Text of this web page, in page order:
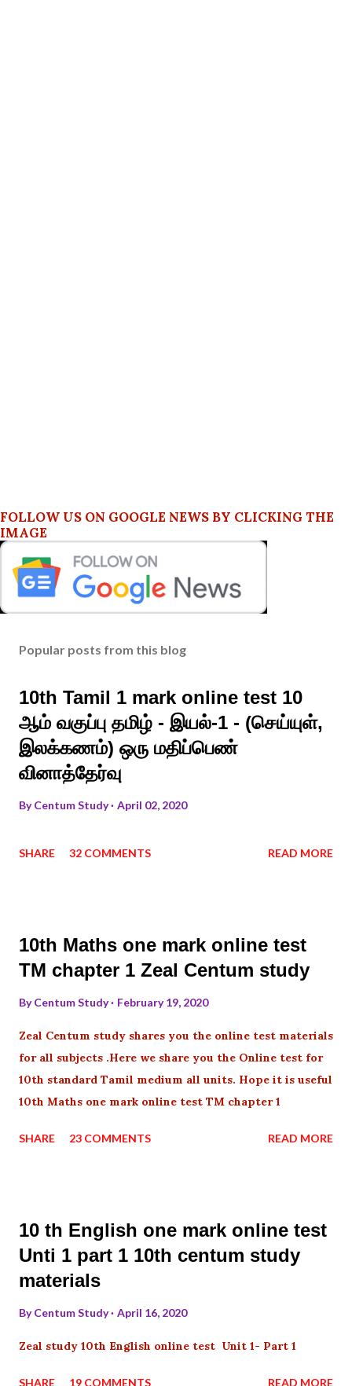
FOLLOW US ON GOOGLE NEWS BY CLICKING THE
IMAGE
Popular posts from this blog
10th Tamil 1 mark online test 10
ஆம் வகுப்பு தமிழ் - இயல்-1 - (செய்யுள்,
இலக்கணம்) ஒரு மதிப்பெண்
வினாத்தேர்வு
ByCentum Study April 02, 2020
SHARE 32 COMMENTS READ MORE
10th Maths one mark online test
TM chapter 1 Zeal Centum study
ByCentum Study February 19, 2020
Zeal Centum study shares you the online test materials
for all subjects .Here we share you the Online test for
10th standard Tamil medium all units. Hope it is useful
10th Maths one mark online test TM chapter 1
SHARE 23 COMMENTS READ MORE
10 th English one mark online test
Unti 1 part 1 10th centum study
materials
ByCentum Study April 16, 2020
Zeal study 10th English online test Unit 1- Part 1
SHARE 19 COMMENTS READ MORE